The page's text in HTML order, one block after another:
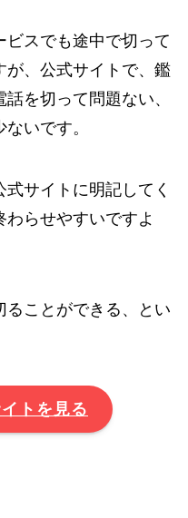
スでも途中で切って
が、公式サイトで、鑑
を切って問題ない、
いです。
サイトに明記してく
らせやすいですよ
ることができる、とい
トを見る